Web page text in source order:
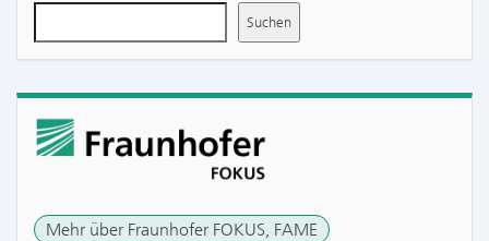
Suchen
Mehr über Fraunhofer FOKUS, FAME